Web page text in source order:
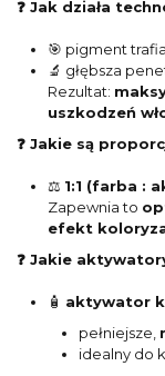
❓ Jak działa
🎯 pigment
🔬 głębsza
Rezultat:
uszkodzeń
❓ Jakie są
⚖️ 1:1 (farba :
Zapewnia to
efekt
❓ Jakie
🧴 aktywator
pełniejsze,
idealny do